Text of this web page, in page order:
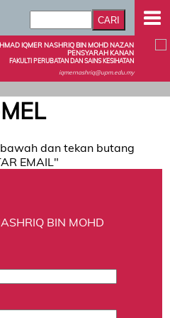
IQMER NASHRIQ BIN MOHD NAZAN
PENSYARAH KANAN
FAKULTI PERUBATAN DAN SAINS KESIHATAN
iqmernashriq@upm.edu.my
dan tekan butang
EMAIL"
BIN MOHD